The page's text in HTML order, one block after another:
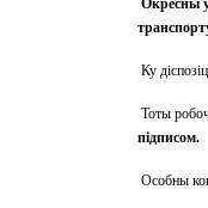
Окресны
Ку
Тоты
підписом.
Особны